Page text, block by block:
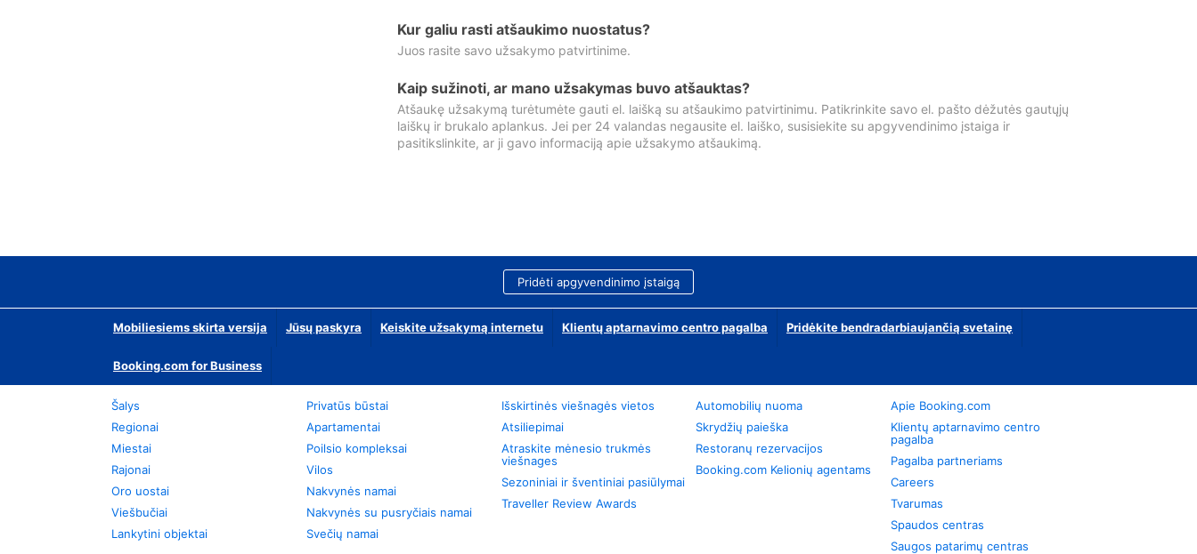
Kur galiu rasti atšaukimo nuostatus?
Juos rasite savo užsakymo patvirtinime.
Kaip sužinoti, ar mano užsakymas buvo atšauktas?
Atšaukę užsakymą turėtumėte gauti el. laišką su atšaukimo patvirtinimu. Patikrinkite savo el. pašto dėžutės gautųjų
laiškų ir brukalo aplankus. Jei per 24 valandas negausite el. laiško, susisiekite su apgyvendinimo įstaiga ir
pasitikslinkite, ar ji gavo informaciją apie užsakymo atšaukimą.
Pridėti apgyvendinimo įstaigą
Mobiliesiems skirta versija Jūsų paskyra Keiskite užsakymą internetu Klientų aptarnavimo centro pagalba Pridėkite bendradarbiaujančią svetainę
Booking.com for Business
Šalys
Regionai
Miestai
Rajonai
Oro uostai
Viešbučiai
Lankytini objektai
Privatūs būstai
Apartamentai
Poilsio kompleksai
Vilos
Nakvynės namai
Nakvynės su pusryčiais namai
Svečių namai
Išskirtinės viešnagės vietos
Atsiliepimai
Atraskite mėnesio trukmės
viešnages
Sezoniniai ir šventiniai pasiūlymai
Traveller Review Awards
Automobilių nuoma
Skrydžių paieška
Restoranų rezervacijos
Booking.com Kelionių agentams
Apie Booking.com
Klientų aptarnavimo centro
pagalba
Pagalba partneriams
Careers
Tvarumas
Spaudos centras
Saugos patarimų centras